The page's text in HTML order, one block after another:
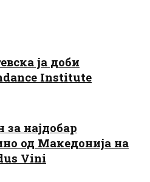
ја доби
Institute
за најдобар
од Македонија на
Vini